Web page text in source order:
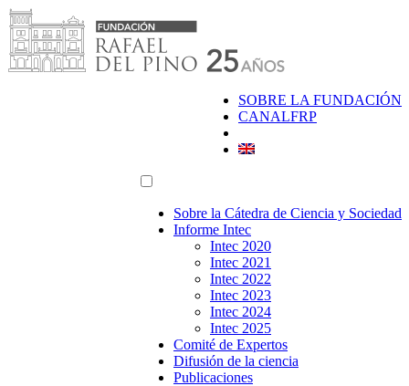
Saltar
al
contenido
SOBRE LA FUNDACIÓN
CANALFRP
Sobre la Cátedra de Ciencia y Sociedad
Informe Intec
Intec 2020
Intec 2021
Intec 2022
Intec 2023
Intec 2024
Intec 2025
Comité de Expertos
Difusión de la ciencia
Publicaciones